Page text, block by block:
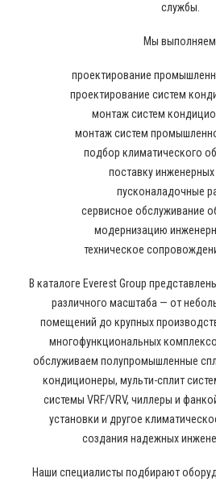
службы.
Мы
проектирование
проектирование систем
монтаж систем
монтаж систем
подбор климатического
поставку инженерных
пусконаладочные
сервисное обслуживание
модернизацию
техническое
В каталоге Everest Group
различного масштаба — от
помещений до крупных
многофункциональных
обслуживаем полупромышленные
кондиционеры, мульти-сплит
системы VRF/VRV, чиллеры и
установки и другое
создания надежных
Наши специалисты подбирают